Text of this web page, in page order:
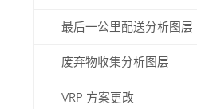
最后一公里配送分析图层
废弃物收集分析图层
VRP 方案更改